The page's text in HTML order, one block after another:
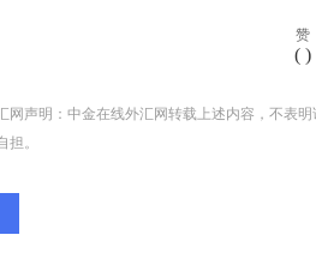
赞
( )
网声明：中金在线外汇网转载上述内容，不表
担。